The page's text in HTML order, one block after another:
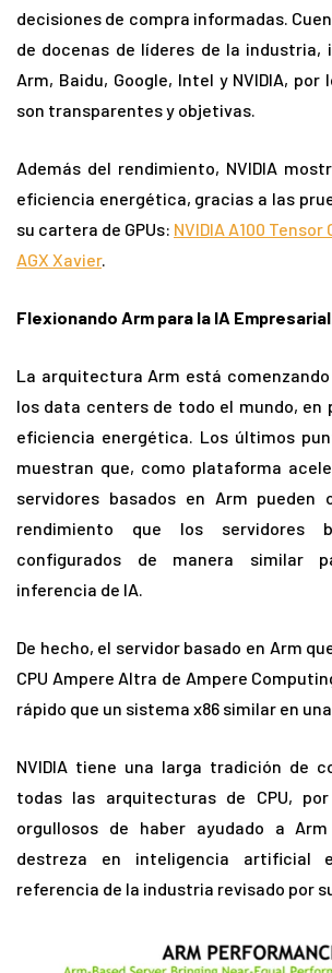
decisiones de compra informadas.
de docenas de líderes de la industria,
Arm, Baidu, Google, Intel y NVIDIA, por
son transparentes y objetivas.
Además del rendimiento, NVIDIA
eficiencia energética, gracias a las
su cartera de GPUs: NVIDIA A100 Tensor
AGX Xavier.
Flexionando Arm para la IA
La arquitectura Arm está
los data centers de todo el mundo, en
eficiencia energética. Los últimos
muestran que, como plataforma
servidores basados en Arm pueden
rendimiento que los servidores
configurados de manera similar
inferencia de IA.
De hecho, el servidor basado en Arm
CPU Ampere Altra de Ampere
rápido que un sistema x86 similar en
NVIDIA tiene una larga tradición de
todas las arquitecturas de CPU,
orgullosos de haber ayudado a
destreza en inteligencia artificial
referencia de la industria revisado por